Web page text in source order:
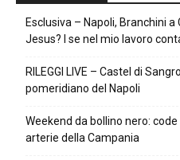
Esclusiva – Napoli, Branchini a
Jesus? I se nel mio lavoro
RILEGGI LIVE – Castel di
pomeridiano del Napoli
Weekend da bollino nero:
arterie della Campania